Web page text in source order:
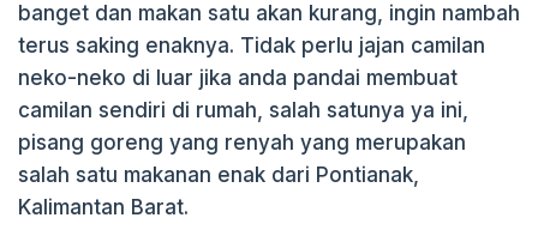
banget dan makan satu akan kurang, ingin nambah
terus saking enaknya. Tidak perlu jajan camilan
neko-neko di luar jika anda pandai membuat
camilan sendiri di rumah, salah satunya ya ini,
pisang goreng yang renyah yang merupakan
salah satu makanan enak dari Pontianak,
Kalimantan Barat.